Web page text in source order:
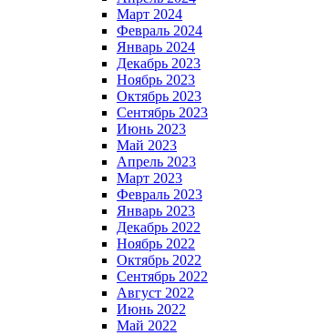
Март 2024
Февраль 2024
Январь 2024
Декабрь 2023
Ноябрь 2023
Октябрь 2023
Сентябрь 2023
Июнь 2023
Май 2023
Апрель 2023
Март 2023
Февраль 2023
Январь 2023
Декабрь 2022
Ноябрь 2022
Октябрь 2022
Сентябрь 2022
Август 2022
Июнь 2022
Май 2022